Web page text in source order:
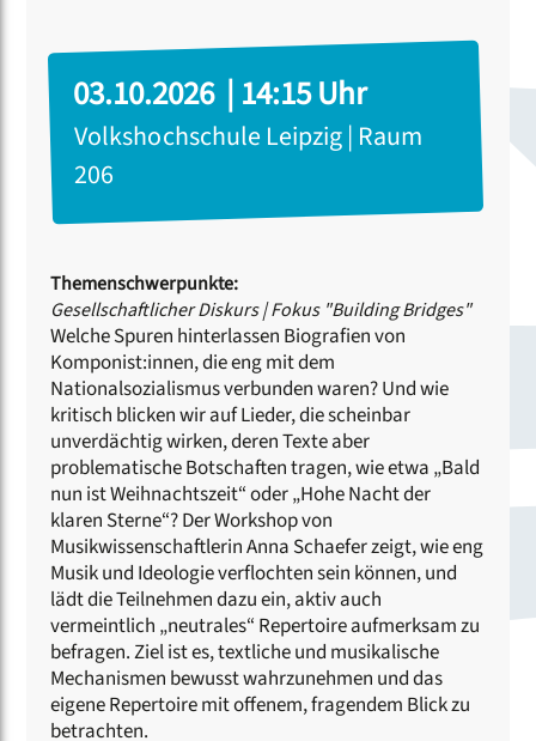
03.10.2026 | 14:15 Uhr
Volkshochschule Leipzig | Raum
206
Themenschwerpunkte:
Gesellschaftlicher Diskurs|Fokus "Building Bridges"
Welche Spuren hinterlassen Biografien von
Komponist:innen, die eng mit dem
Nationalsozialismus verbunden waren? Und wie
kritisch blicken wir auf Lieder, die scheinbar
unverdächtig wirken, deren Texte aber
problematische Botschaften tragen, wie etwa „Bald
nun ist Weihnachtszeit“ oder „Hohe Nacht der
klaren Sterne“? Der Workshop von
Musikwissenschaftlerin Anna Schaefer zeigt, wie eng
Musik und Ideologie verflochten sein können, und
lädt die Teilnehmen dazu ein, aktiv auch
vermeintlich „neutrales“ Repertoire aufmerksam zu
befragen. Ziel ist es, textliche und musikalische
Mechanismen bewusst wahrzunehmen und das
eigene Repertoire mit offenem, fragendem Blick zu
betrachten.